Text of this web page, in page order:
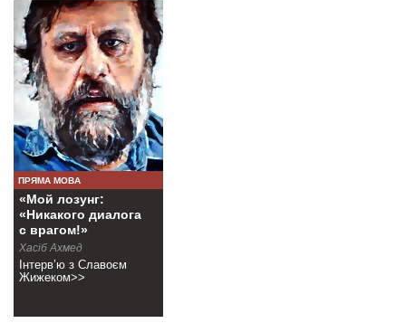
ПРЯМА МОВА
«Мой лозунг:
«Никакого диалога
с врагом!»
Хасіб Ахмед
Інтерв’ю з Славоєм
Жижеком>>